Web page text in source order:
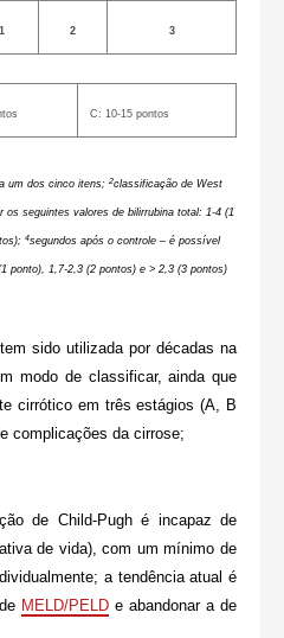
1 2 3
C: 10-15 pontos
um dos cinco itens; 2classificação de West
os seguintes valores de bilirrubina total: 1-4 (1
4segundos após o controle – é possível
ponto), 1,7-2,3 (2 pontos) e > 2,3 (3 pontos)
sido utilizada por décadas na
modo de classificar, ainda que
cirrótico em três estágios (A, B
complicações da cirrose;
de Child-Pugh é incapaz de
de vida), com um mínimo de
a tendência atual é
MELD/PELD e abandonar a de